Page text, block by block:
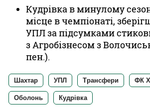
Кудрівка в минулому
місце в чемпіонаті,
УПЛ за підсумками
з Агробізнесом з
пен.).
Шахтар УПЛ Трансфери ФК
Оболонь Кудрівка